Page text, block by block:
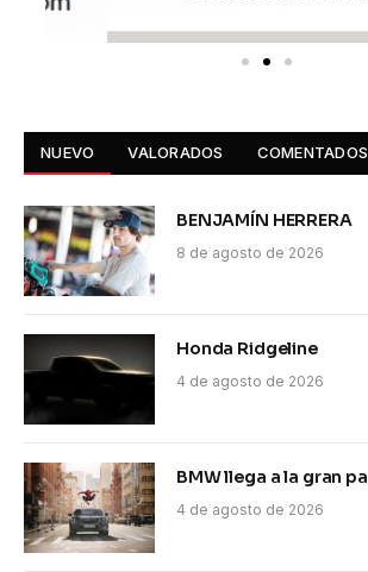
NUEVO VALORADOS COMENTADOS
BENJAMÍN HERRERA
8 de agosto de 2026
Honda Ridgeline
4 de agosto de 2026
BMW llega a la gran
4 de agosto de 2026